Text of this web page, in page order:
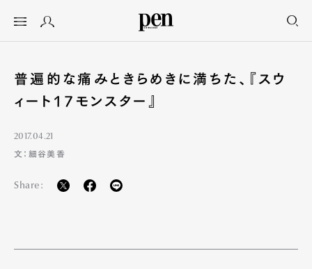
普遍的な痛みときらめきに満ちた、『スウ
ィート17モンスター』
2017.04.21
文：細谷美香
Share: